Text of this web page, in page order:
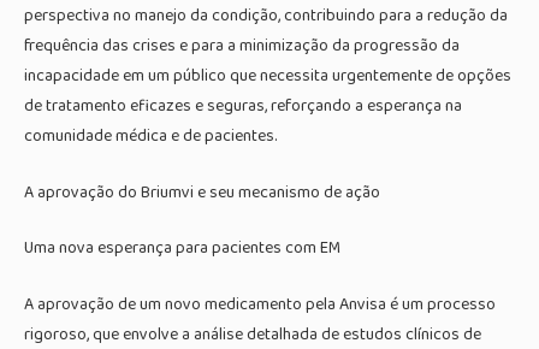
perspectiva no manejo da condição, contribuindo para a redução da
frequência das crises e para a minimização da progressão da
incapacidade em um público que necessita urgentemente de opções
de tratamento eficazes e seguras, reforçando a esperança na
comunidade médica e de pacientes.
A aprovação do Briumvi e seu mecanismo de ação
Uma nova esperança para pacientes com EM
A aprovação de um novo medicamento pela Anvisa é um processo
rigoroso, que envolve a análise detalhada de estudos clínicos de